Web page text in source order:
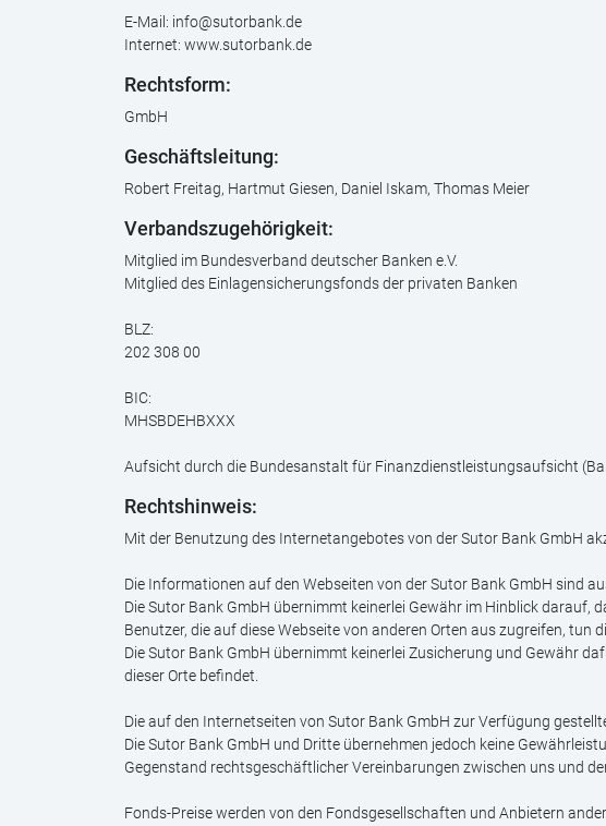
E-Mail: info@sutorbank.de
Internet: www.sutorbank.de
Rechtsform:
GmbH
Geschäftsleitung:
Robert Freitag, Hartmut Giesen, Daniel Iskam, Thomas Meier
Verbandszugehörigkeit:
Mitglied im Bundesverband deutscher Banken e.V.
Mitglied des Einlagensicherungsfonds der privaten Banken
BLZ:
202 308 00
BIC:
MHSBDEHBXXX
Aufsicht durch die Bundesanstalt für Finanzdienstleistungsaufsicht
Rechtshinweis:
Mit der Benutzung des Internetangebotes von der Sutor Bank GmbH
Die Informationen auf den Webseiten von der Sutor Bank GmbH sind
Die Sutor Bank GmbH übernimmt keinerlei Gewähr im Hinblick darauf,
Benutzer, die auf diese Webseite von anderen Orten aus zugreifen, tun
Die Sutor Bank GmbH übernimmt keinerlei Zusicherung und Gewähr
dieser Orte befindet.
Die auf den Internetseiten von Sutor Bank GmbH zur Verfügung
Die Sutor Bank GmbH und Dritte übernehmen jedoch keine
Gegenstand rechtsgeschäftlicher Vereinbarungen zwischen uns und
Fonds-Preise werden von den Fondsgesellschaften und Anbietern